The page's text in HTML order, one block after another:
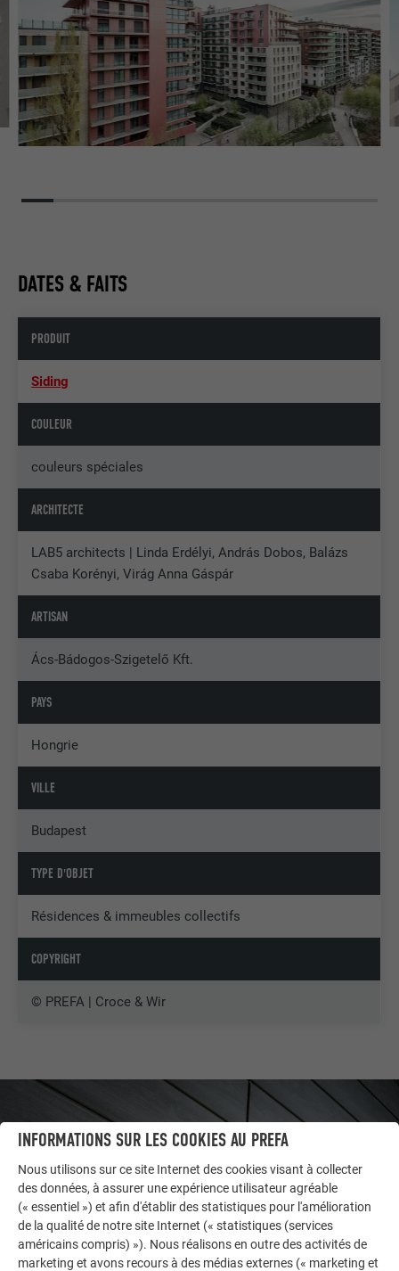
DATES & FAITS
PRODUIT
Siding
COULEUR
couleurs spéciales
ARCHITECTE
LAB5 architects | Linda Erdélyi, András Dobos, Balázs
Csaba Korényi, Virág Anna Gáspár
ARTISAN
Ács-Bádogos-Szigetelő Kft.
PAYS
Hongrie
VILLE
Budapest
TYPE D'OBJET
Résidences & immeubles collectifs
COPYRIGHT
© PREFA | Croce & Wir
INFORMATIONS SUR LES COOKIES AU PREFA
Nous utilisons sur ce site Internet des cookies visant à collecter
des données, à assurer une expérience utilisateur agréable
(« essentiel ») et afin d'établir des statistiques pour l'amélioration
de la qualité de notre site Internet (« statistiques (services
américains compris) »). Nous réalisons en outre des activités de
marketing et avons recours à des médias externes (« marketing et